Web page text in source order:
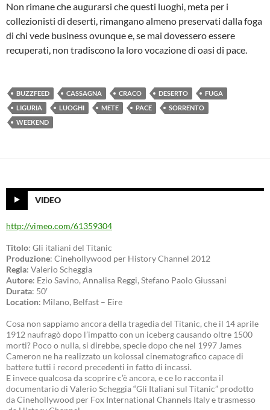
Non rimane che augurarsi che questi luoghi, meta per i
collezionisti di deserti, rimangano almeno preservati dalla foga
di chi vede business ovunque e, se mai dovessero essere
recuperati, non tradiscono la loro vocazione di oasi di pace.
BUZZFEED CASSAGNA CRACO DESERTO
FUGA
LIGURIA
LUOGHI METE PACE
SORRENTO
WEEKEND
VIDEO
http://vimeo.com/61359304
Titolo: Gli italiani del Titanic
Produzione: Cinehollywood per History Channel 2012
Regia: Valerio Scheggia
Autore: Ezio Savino, Annalisa Reggi, Stefano Paolo Giussani
Durata: 50′
Location: Milano, Belfast – Eire
Cosa non sappiamo ancora della tragedia del Titanic, che il 14 aprile
1912 naufragò dopo l’impatto con un iceberg causando oltre 1500
morti? Poco o nulla, si direbbe, specie dopo che nel 1997 James
Cameron ne ha realizzato un kolossal cinematografico capace di
battere tutti i record precedenti in fatto di incassi.
E invece qualcosa da scoprire c’è ancora, e ce lo racconta il
documentario di Valerio Scheggia “Gli Italiani sul Titanic” prodotto
da Cinehollywood per Fox International Channels Italy e trasmesso